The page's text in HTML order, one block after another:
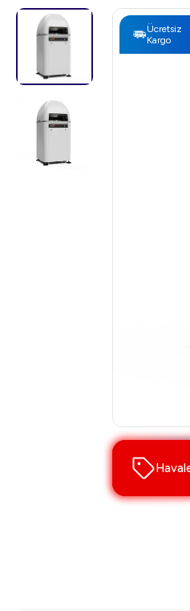
Ücretsiz
Kargo